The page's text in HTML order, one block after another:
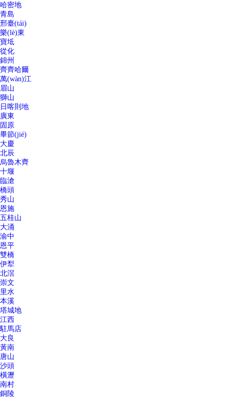
哈密地
青島
邢臺(tái)
樂(lè)東
寶坻
從化
錦州
齊齊哈爾
萬(wàn)江
眉山
獅山
日喀則地
廣東
固原
畢節(jié)
大慶
北辰
烏魯木齊
十堰
臨滄
橋頭
秀山
恩施
五桂山
大涌
渝中
恩平
雙橋
伊犁
北滘
崇文
里水
本溪
塔城地
江西
駐馬店
大良
黃南
唐山
沙頭
橫瀝
南村
銅陵